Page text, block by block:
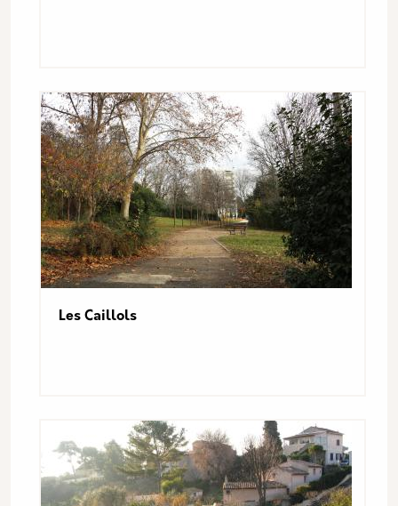
Les Caillols